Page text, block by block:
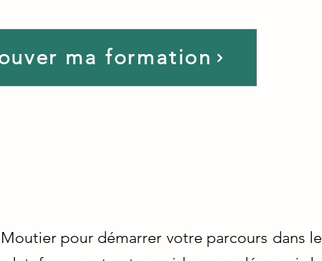
ma formation
pour démarrer votre parcours dans le